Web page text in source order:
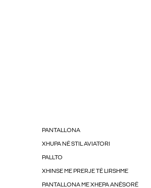
PANTALLONA
XHUPA NË STIL AVIATORI
PALLTO
XHINSE ME PRERJE TË LIRSHME
PANTALLONA ME XHEPA ANËSORË